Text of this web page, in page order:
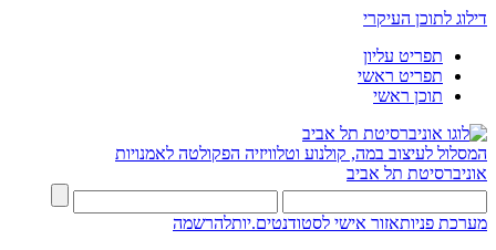
דילוג לתוכן העיקרי
תפריט עליון
תפריט ראשי
תוכן ראשי
המסלול לעיצוב במה, קולנוע וטלוויזיה הפקולטה לאמנויות
אוניברסיטת תל אביב
מערכת פניותאזור אישי לסטודנטים.יותלהרשמה